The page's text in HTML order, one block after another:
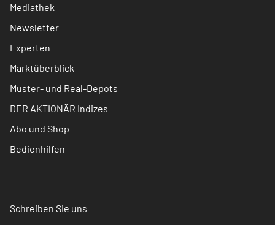
Mediathek
Newsletter
Experten
Marktüberblick
Muster- und Real-Depots
DER AKTIONÄR Indizes
Abo und Shop
Bedienhilfen
Schreiben Sie uns